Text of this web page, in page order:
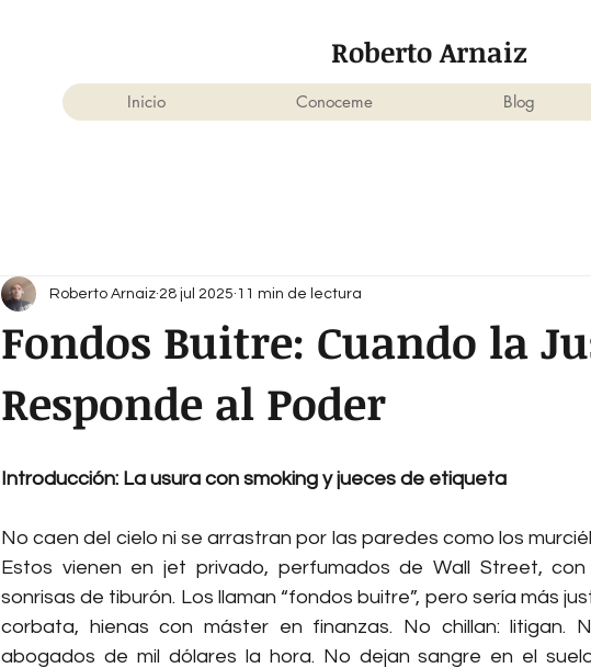
Roberto Arnaiz
Inicio Conoceme Blog
Fondos Buitre: Cuando la
Responde al Poder
Roberto Arnaiz 28 jul 2025 11 min de lectura
Introducción: La usura con smoking y jueces de etiqueta
No caen del cielo ni se arrastran por las paredes como los
Estos vienen en jet privado, perfumados de Wall Street,
sonrisas de tiburón. Los llaman “fondos buitre”, pero sería más
corbata, hienas con máster en finanzas. No chillan: litigan.
abogados de mil dólares la hora. No dejan sangre en el